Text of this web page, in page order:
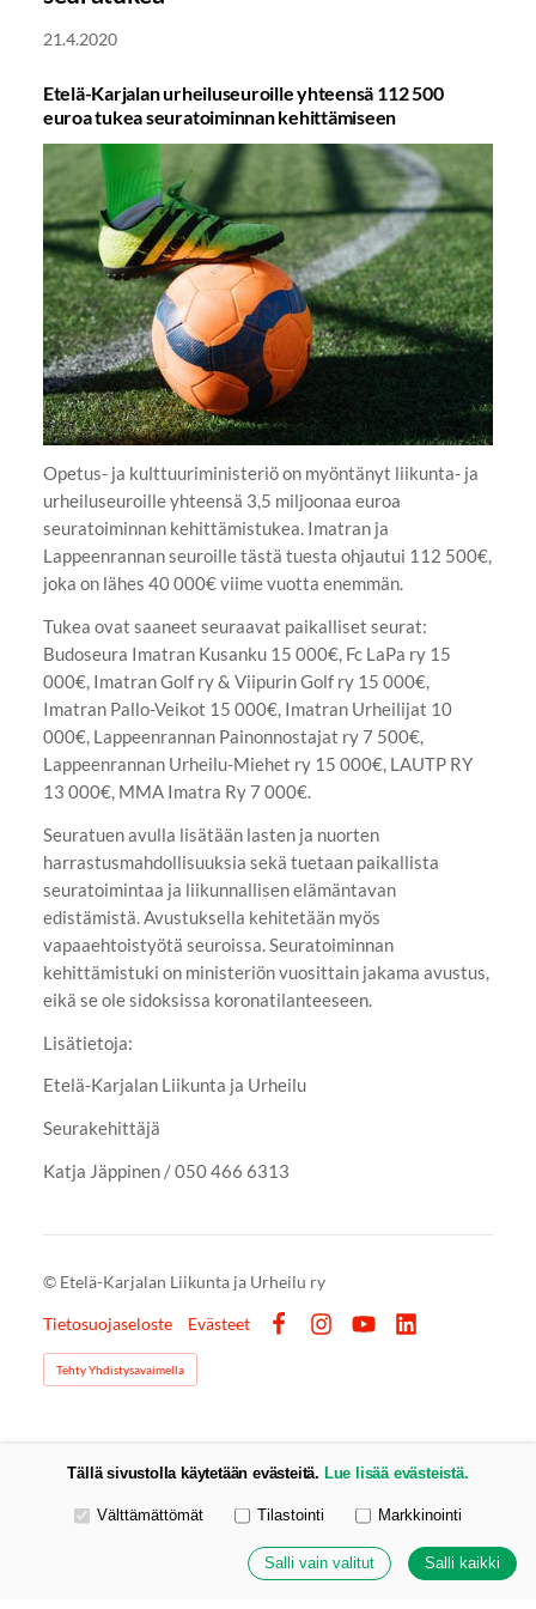
21.4.2020
Etelä-Karjalan urheiluseuroille yhteensä 112 500
euroa tukea seuratoiminnan kehittämiseen
Opetus- ja kulttuuriministeriö on myöntänyt liikunta- ja
urheiluseuroille yhteensä 3,5 miljoonaa euroa
seuratoiminnan kehittämistukea. Imatran ja
Lappeenrannan seuroille tästä tuesta ohjautui 112 500€,
joka on lähes 40 000€ viime vuotta enemmän.
Tukea ovat saaneet seuraavat paikalliset seurat:
Budoseura Imatran Kusanku 15 000€, Fc LaPa ry 15
000€, Imatran Golf ry & Viipurin Golf ry 15 000€,
Imatran Pallo-Veikot 15 000€, Imatran Urheilijat 10
000€, Lappeenrannan Painonnostajat ry 7 500€,
Lappeenrannan Urheilu-Miehet ry 15 000€, LAUTP RY
13 000€, MMA Imatra Ry 7 000€.
Seuratuen avulla lisätään lasten ja nuorten
harrastusmahdollisuuksia sekä tuetaan paikallista
seuratoimintaa ja liikunnallisen elämäntavan
edistämistä. Avustuksella kehitetään myös
vapaaehtoistyötä seuroissa. Seuratoiminnan
kehittämistuki on ministeriön vuosittain jakama avustus,
eikä se ole sidoksissa koronatilanteeseen.
Lisätietoja:
Etelä-Karjalan Liikunta ja Urheilu
Seurakehittäjä
Katja Jäppinen / 050 466 6313
© Etelä-Karjalan Liikunta ja Urheilu ry
Tietosuojaseloste
Evästeet
Tehty Yhdistysavaimella
Tällä sivustolla käytetään evästeitä. Lue lisää evästeistä.
Valitse käytettävät evästeet
Välttämättömät Tilastointi Markkinointi
Salli vain valitut Salli kaikki